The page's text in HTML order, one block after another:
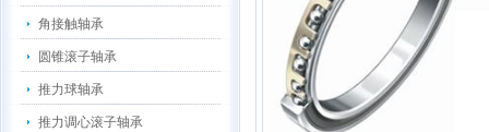
角接触轴承
圆锥滚子轴承
推力球轴承
推力调心滚子轴承